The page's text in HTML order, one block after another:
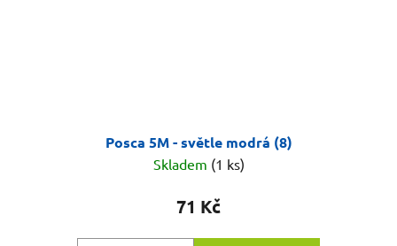
Posca 5M - světle modrá (8)
Skladem (1 ks)
71 Kč